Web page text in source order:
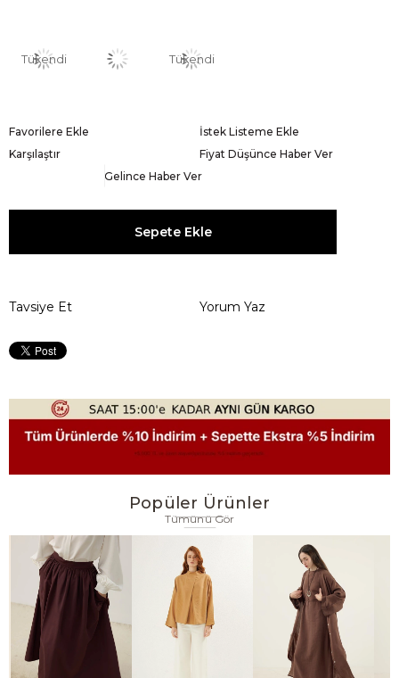
Tükendi Tükendi
Favorilere Ekle
İstek Listeme Ekle
Karşılaştır
Fiyat Düşünce Haber Ver
Gelince Haber Ver
Tavsiye Et Yorum Yaz
Popüler Ürünler
Tümünü Gör